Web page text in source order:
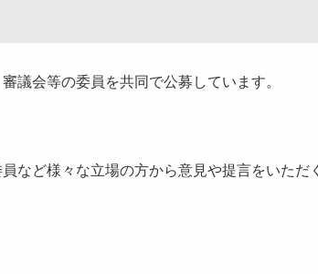
議会等の委員を共同で公募しています。
など様々な立場の方から意見や提言をいただ